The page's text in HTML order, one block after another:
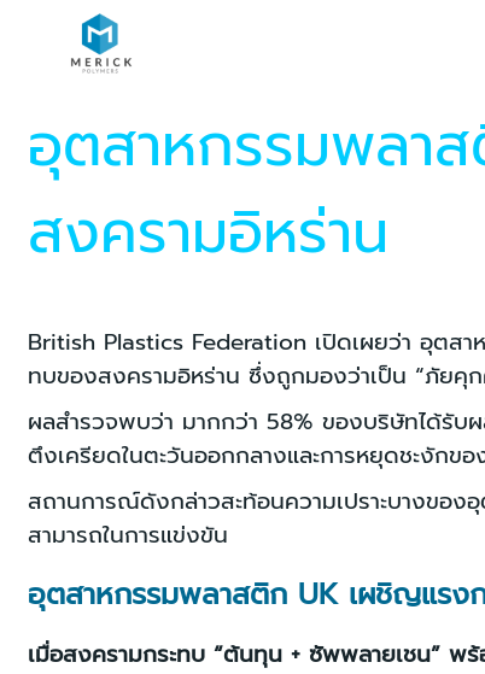
อุตสาหกรรมพลา
สงครามอิหร่าน
British Plastics Federation เปิดเผยว่า อุตส
ทบของสงครามอิหร่าน ซึ่งถูกมองว่าเป็น “ภัยคุ
ผลสำรวจพบว่า มากกว่า 58% ของบริษัทได้รั
ตึงเครียดในตะวันออกกลางและการหยุดชะงักข
สถานการณ์ดังกล่าวสะท้อนความเปราะบางขอ
สามารถในการแข่งขัน
อุตสาหกรรมพลาสติก UK เผชิญแรง
เมื่อสงครามกระทบ “ต้นทุน + ซัพพลายเชน” พ